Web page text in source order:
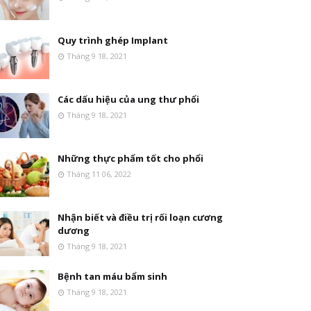
Quy trình ghép Implant
Tháng 9 18, 2021
Các dấu hiệu của ung thư phổi
Tháng 9 18, 2021
Những thực phẩm tốt cho phổi
Tháng 11 06, 2022
Nhận biết và điều trị rối loạn cương
dương
Tháng 9 18, 2021
Bệnh tan máu bẩm sinh
Tháng 9 18, 2021